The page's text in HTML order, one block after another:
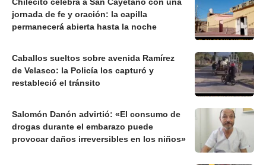
Chilecito celebra a San Cayetano con una
jornada de fe y oración: la capilla
permanecerá abierta hasta la noche
Caballos sueltos sobre avenida Ramírez
de Velasco: la Policía los capturó y
restableció el tránsito
Salomón Danón advirtió: «El consumo de
drogas durante el embarazo puede
provocar daños irreversibles en los niños»